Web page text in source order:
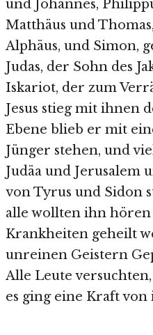
und Johannes,
Matthäus und
Alphäus, und Simon,
Judas, der Sohn des
Iskariot, der zum
Jesus stieg mit ihnen
Ebene blieb er mit
Jünger stehen, und
Judäa und Jerusalem
von Tyrus und Sidon
alle wollten ihn
Krankheiten geheilt
unreinen Geistern
Alle Leute
es ging eine Kraft von